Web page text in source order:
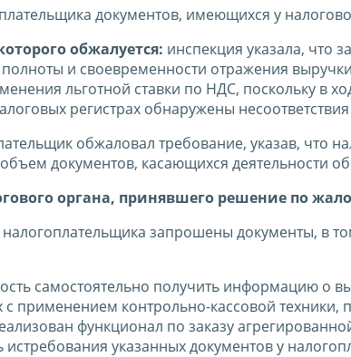
документов, имеющихся у
обжалуется: инспекция указала, что
и своевременности отражения
льготной ставки по НДС, поскольку в
регистрах обнаружены
обжаловал требование, указав, что
документов, касающихся деятельности
органа, принявшего решение по
запрошены документы, в
самостоятельно получить информацию о
применением контрольно-кассовой техники,
функционал по заказу
указанных документов у